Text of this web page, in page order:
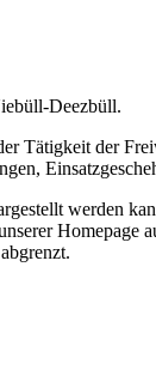
Deezbüll.
Tätigkeit der
werden